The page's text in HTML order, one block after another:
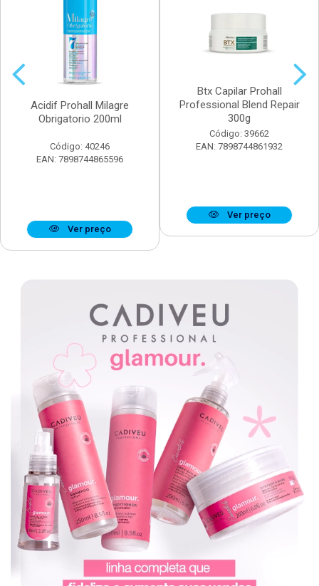
Acidif Prohall Milagre
Obrigatorio 200ml
Código: 40246
EAN: 7898744865596
Ver preço
Btx Capilar Prohall
Professional Blend Repair
300g
Código: 39662
EAN: 7898744861932
Ver preço